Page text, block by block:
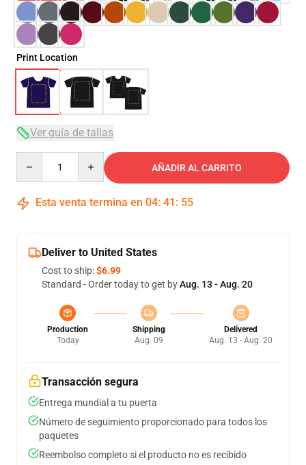
Print Location
Ver guía de tallas
AÑADIR AL CARRITO
Esta venta termina en 04: 41 : 54
Deliver to United States
Cost to ship:$6.99
Standard - Order today to get byAug. 13 - Aug. 20
Production
Today
Shipping
Aug. 09
Delivered
Aug. 13 - Aug. 20
Transacción segura
Entrega mundial a tu puerta
Número de seguimiento proporcionado para todos los
paquetes
Reembolso completo si el producto no es recibido